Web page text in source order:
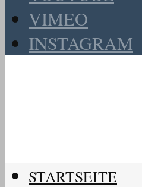
VIMEO
INSTAGRAM
STARTSEITE